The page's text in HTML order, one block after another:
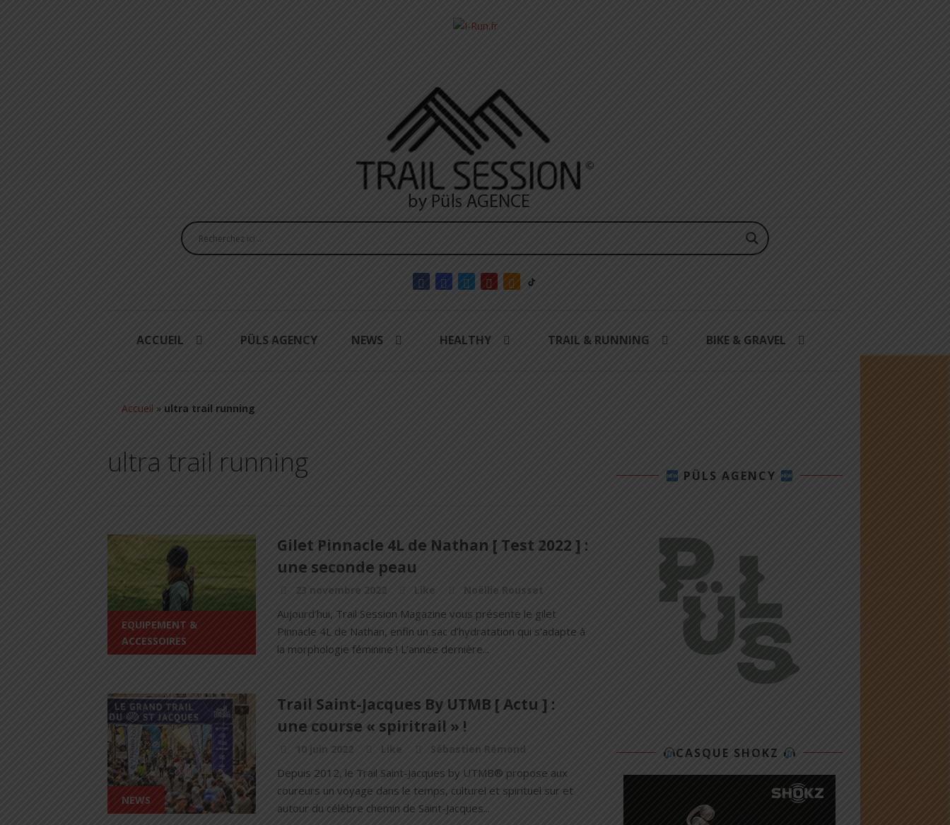
ACCUEIL PÜLS AGENCY NEWS HEALTHY TRAIL & RUNNING BIKE & GRAVEL
Accueil » ultra trail running
ultra trail running
EQUIPEMENT &
ACCESSOIRES
Gilet Pinnacle 4L de Nathan [ Test 2022 ] :
une seconde peau
23 novembre 2022 Like Noëllie Rousset
Aujourd’hui, Trail Session Magazine vous présente le gilet
Pinnacle 4L de Nathan, enfin un sac d’hydratation qui s’adapte à
la morphologie féminine ! L’année dernière...
NEWS
Trail Saint-Jacques By UTMB [ Actu ] :
une course « spiritrail » !
10 juin 2022 Like Sébastien Rémond
Depuis 2012, le Trail Saint-Jacques by UTMB® propose aux
coureurs un voyage dans le temps, culturel et spirituel sur et
autour du célèbre chemin de Saint-Jacques...
PÜLS AGENCY
CASQUE SHOKZ